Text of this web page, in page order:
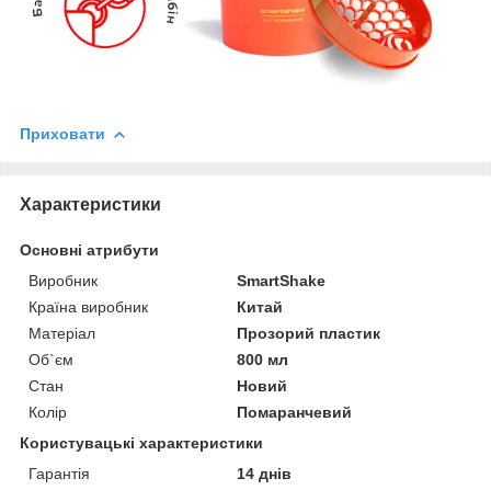
Приховати
Характеристики
Основні атрибути
Виробник
SmartShake
Країна виробник
Китай
Матеріал
Прозорий пластик
Об`єм
800 мл
Стан
Новий
Колір
Помаранчевий
Користувацькi характеристики
Гарантія
14 днів